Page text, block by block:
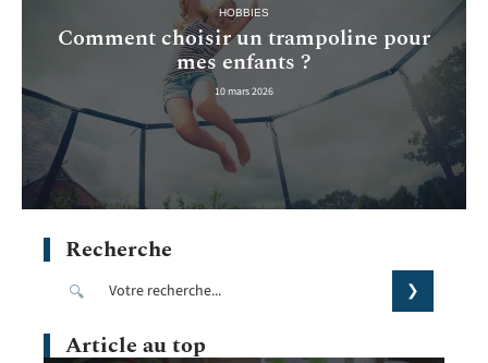
HOBBIES
Comment choisir un trampoline pour
mes enfants ?
10 mars 2026
Recherche
Article au top